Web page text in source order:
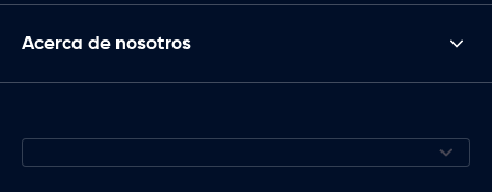
Acerca de nosotros